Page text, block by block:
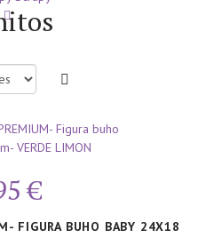
€
FIGURA BUHO BABY 24X18